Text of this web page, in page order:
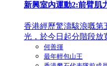
新興室內運動2:前臂肌
香港經歷驚濤駭浪嘅第
光，於今日起分階段放
何善揮
最年輕包山王